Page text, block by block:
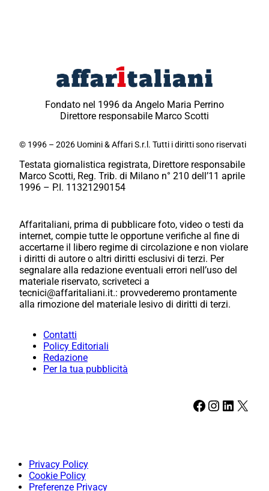
Fondato nel 1996 da Angelo Maria Perrino
Direttore responsabile Marco Scotti
© 1996 – 2026 Uomini & Affari S.r.l. Tutti i diritti sono riservati
Testata giornalistica registrata, Direttore responsabile
Marco Scotti, Reg. Trib. di Milano n° 210 dell’11 aprile
1996 – P.I. 11321290154
Affaritaliani, prima di pubblicare foto, video o testi da
internet, compie tutte le opportune verifiche al fine di
accertarne il libero regime di circolazione e non violare
i diritti di autore o altri diritti esclusivi di terzi. Per
segnalare alla redazione eventuali errori nell’uso del
materiale riservato, scriveteci a
tecnici@affaritaliani.it.: provvederemo prontamente
alla rimozione del materiale lesivo di diritti di terzi.
Contatti
Policy Editoriali
Redazione
Per la tua pubblicità
Facebook Instagram LinkedIn X
Privacy Policy
Cookie Policy
Preferenze Privacy